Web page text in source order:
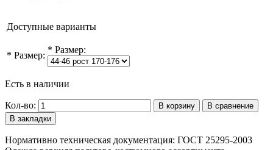
Доступные варианты
* Размер:
* Размер:
Есть в наличии
Кол-во: В корзину
В сравнение
В закладки
Нормативно техническая документация: ГОСТ 25295-2003